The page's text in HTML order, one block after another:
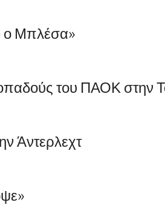
ο Μπλέσα»
του ΠΑΟΚ στην
Άντερλεχτ